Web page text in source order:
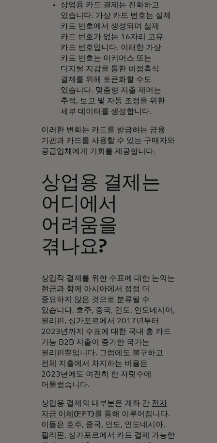
상업용 카드 결제는 진화하고
있습니다. 가상 카드 번호는 실제
카드 번호에서 생성되며 실제
카드 번호가 없는 16자리 고유
카드 번호입니다. 이러한 가상
카드 번호는 이커머스 또는
디지털 지갑을 통한 비접촉식
결제를 위해 토큰화할 수도
있습니다. 맞춤형 지출 제어는
추적, 보고 및 자동 조정을 위한
세부 데이터를 생성합니다.
이러한 변화는 카드를 발급하는 금융
기관과 카드를 사용할 수 있는 구매자와
공급업체에게 기회를 제공합니다.
상업용 결제는
어디에서
어려움을
겪나요?
상업적 결제를 위한 수표에 대한 논의는
현금과 함께 아시아에서 점점 더
중요하지 않은 것으로 분류될 수
있습니다. 호주, 중국, 인도, 인도네시아,
필리핀, 싱가포르에서 2017년부터
2023년까지 수표에 대한 국내 총 카드
가능 B2B 지출이 증가한 국가는
필리핀뿐입니다. 그럼에도 불구하고
전체 지출에서 차지하는 비율은
2023년에도 여전히 한 자릿수에
머물렀습니다.
상업용 결제의 대부분은 계좌 간 전자
자금 이체(EFT)를 통해 이루어집니다.
이들은 호주, 중국, 인도, 인도네시아,
필리핀, 싱가포르에서 카드 결제 가능한